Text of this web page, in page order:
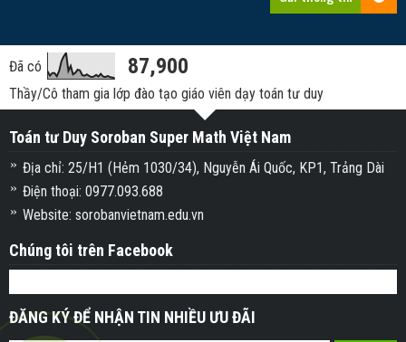
Đã có 87,900
Thầy/Cô tham gia lớp đào tạo giáo viên dạy toán tư duy
Toán tư Duy Soroban Super Math Việt Nam
Địa chỉ: 25/H1 (Hẻm 1030/34), Nguyễn Ái Quốc, KP1, Trảng Dài
Điện thoại: 0977.093.688
Website: sorobanvietnam.edu.vn
Chúng tôi trên Facebook
ĐĂNG KÝ ĐỂ NHẬN TIN NHIỀU ƯU ĐÃI